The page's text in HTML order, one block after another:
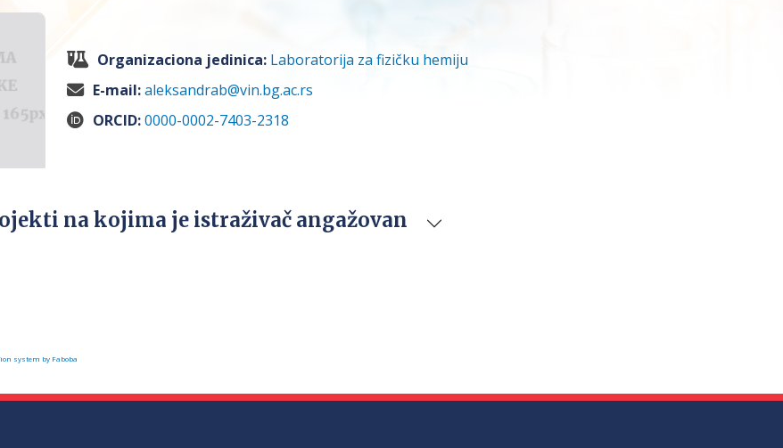
Organizaciona jedinica: Laboratorija za fizičku hemiju
E-mail:aleksandrab@vin.bg.ac.rs
ORCID:0000-0002-7403-2318
na kojima je istraživač angažovan
system by Faboba